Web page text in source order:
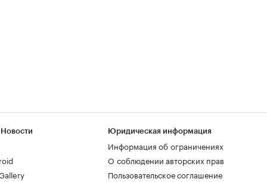
Юридическая информация
Информация об ограничениях
О соблюдении авторских прав
Пользовательское соглашение